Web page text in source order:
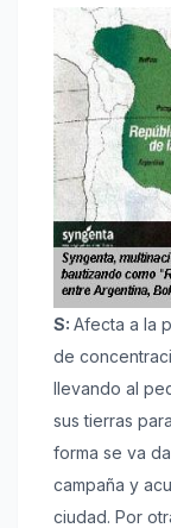
S: Afecta a la
de
llevando al
sus tierras
forma se va
campaña y
ciudad. Por